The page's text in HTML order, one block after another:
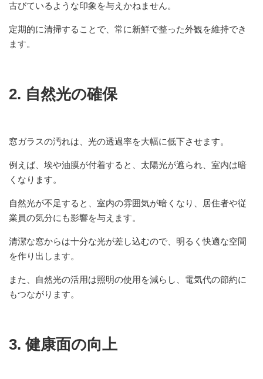
古びているような印象を与えかねません。
定期的に清掃することで、常に新鮮で整った外観を維持でき
ます。
2. 自然光の確保
窓ガラスの汚れは、光の透過率を大幅に低下させます。
例えば、埃や油膜が付着すると、太陽光が遮られ、室内は暗
くなります。
自然光が不足すると、室内の雰囲気が暗くなり、居住者や従
業員の気分にも影響を与えます。
清潔な窓からは十分な光が差し込むので、明るく快適な空間
を作り出します。
また、自然光の活用は照明の使用を減らし、電気代の節約に
もつながります。
3. 健康面の向上